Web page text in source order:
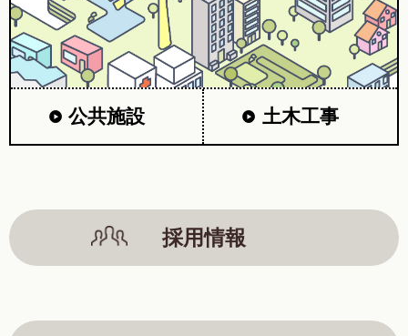
公共施設 土木工事
採用情報